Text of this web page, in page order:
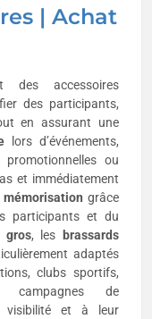
| Achat
des accessoires
des participants,
en assurant une
lors d’événements,
ou
et immédiatement
mémorisation grâce
participants et du
gros, les
brassards
adaptés
clubs sportifs,
campagnes de
visibilité et à leur